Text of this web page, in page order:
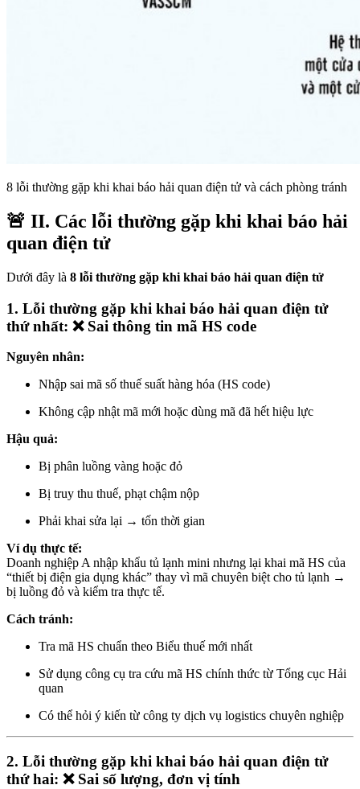
8 lỗi thường gặp khi khai báo hải quan điện tử và cách phòng tránh
🚨 II. Các lỗi thường gặp khi khai báo hải
quan điện tử
Dưới đây là 8 lỗi thường gặp khi khai báo hải quan điện tử
1. Lỗi thường gặp khi khai báo hải quan điện tử
thứ nhất: ❌ Sai thông tin mã HS code
Nguyên nhân:
Nhập sai mã số thuế suất hàng hóa (HS code)
Không cập nhật mã mới hoặc dùng mã đã hết hiệu lực
Hậu quả:
Bị phân luồng vàng hoặc đỏ
Bị truy thu thuế, phạt chậm nộp
Phải khai sửa lại → tốn thời gian
Ví dụ thực tế:
Doanh nghiệp A nhập khẩu tủ lạnh mini nhưng lại khai mã HS của
“thiết bị điện gia dụng khác” thay vì mã chuyên biệt cho tủ lạnh →
bị luồng đỏ và kiểm tra thực tế.
Cách tránh:
Tra mã HS chuẩn theo Biểu thuế mới nhất
Sử dụng công cụ tra cứu mã HS chính thức từ Tổng cục Hải
quan
Có thể hỏi ý kiến từ công ty dịch vụ logistics chuyên nghiệp
2. Lỗi thường gặp khi khai báo hải quan điện tử
thứ hai: ❌ Sai số lượng, đơn vị tính